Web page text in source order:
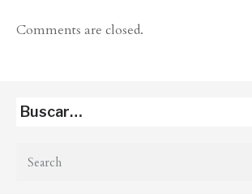
Comments are closed.
Buscar…